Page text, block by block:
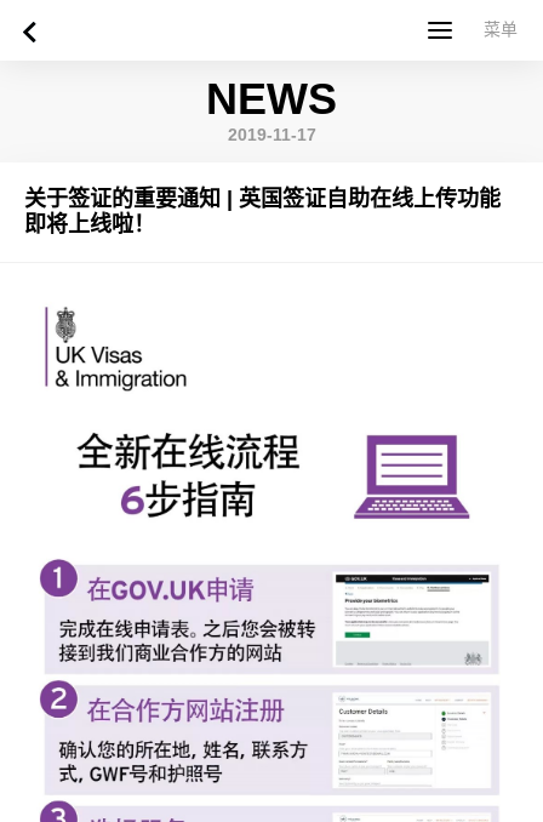
菜单
菜单
NEWS
2019-11-17
关于签证的重要通知 | 英国签证自助在线上传功能
即将上线啦！